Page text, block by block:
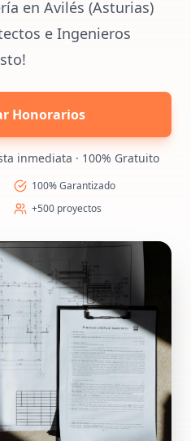
en Avilés (Asturias)
e Ingenieros
Honorarios
inmediata · 100% Gratuito
100% Garantizado
+500 proyectos